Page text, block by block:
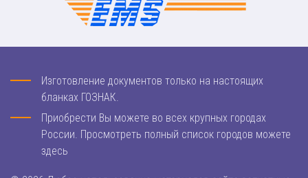
Изготовление документов только на настоящих
бланках ГОЗНАК.
Приобрести Вы можете во всех крупных городах
России. Просмотреть полный список городов можете
здесь